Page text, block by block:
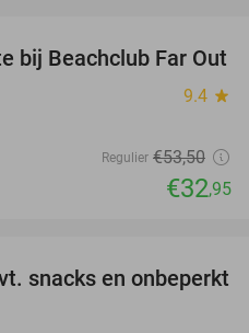
38%
bij Beachclub Far Out
9.4 star
Regulier €53,50
€32,95
50%
snacks en onbeperkt